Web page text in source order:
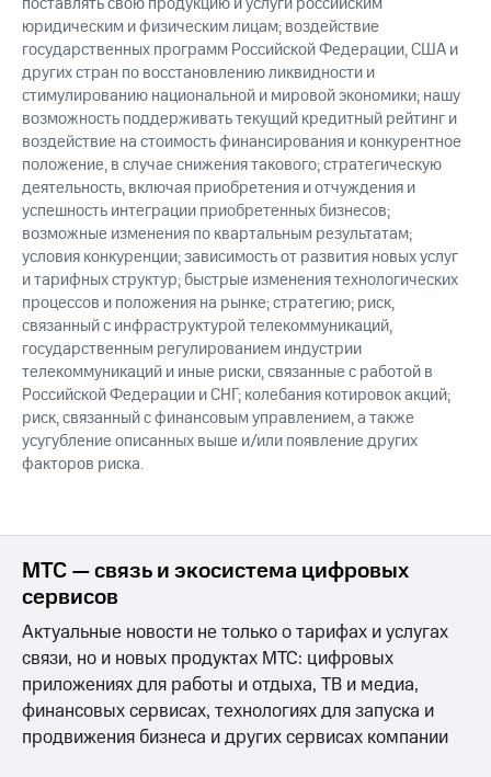
юридическим и физическим лицам; воздействие
государственных программ Российской Федерации, США и
других стран по восстановлению ликвидности и
стимулированию национальной и мировой экономики; нашу
возможность поддерживать текущий кредитный рейтинг и
воздействие на стоимость финансирования и конкурентное
положение, в случае снижения такового; стратегическую
деятельность, включая приобретения и отчуждения и
успешность интеграции приобретенных бизнесов;
возможные изменения по квартальным результатам;
условия конкуренции; зависимость от развития новых услуг
и тарифных структур; быстрые изменения технологических
процессов и положения на рынке; стратегию; риск,
связанный с инфраструктурой телекоммуникаций,
государственным регулированием индустрии
телекоммуникаций и иные риски, связанные с работой в
Российской Федерации и СНГ; колебания котировок акций;
риск, связанный с финансовым управлением, а также
усугубление описанных выше и/или появление других
факторов риска.
МТС — связь и экосистема цифровых
сервисов
Актуальные новости не только о тарифах и услугах
связи, но и новых продуктах МТС: цифровых
приложениях для работы и отдыха, ТВ и медиа,
финансовых сервисах, технологиях для запуска и
продвижения бизнеса и других сервисах компании